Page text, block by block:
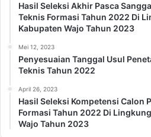
Hasil Seleksi Akhir Pasca
Teknis Formasi Tahun 2022 Di
Kabupaten Wajo Tahun 2023
Mei 12, 2023
Penyesuaian Tanggal Usul
Teknis Tahun 2022
April 26, 2023
Hasil Seleksi Kompetensi Calon
Formasi Tahun 2022 Di
Wajo Tahun 2023